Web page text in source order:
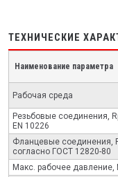
ТЕХНИЧЕСКИЕ
Наименование параметра
Рабочая среда
Резьбовые соединения,
EN 10226
Фланцевые соединения,
согласно ГОСТ 12820-80
Макс. рабочее давление,